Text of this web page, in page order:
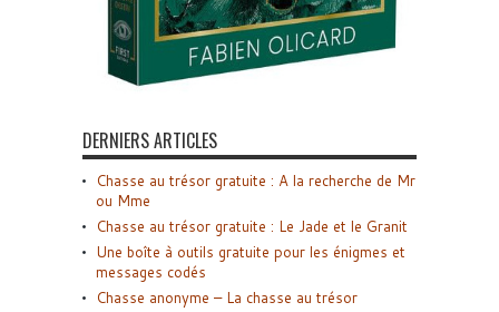
DERNIERS ARTICLES
Chasse au trésor gratuite : A la recherche de Mr
ou Mme
Chasse au trésor gratuite : Le Jade et le Granit
Une boîte à outils gratuite pour les énigmes et
messages codés
Chasse anonyme – La chasse au trésor